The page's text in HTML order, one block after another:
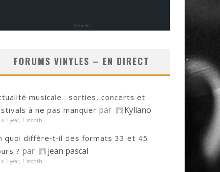
FORUMS VINYLES – EN DIRECT
musicale : sorties, concerts et
à ne pas manquer par Kyliano
a 1 year, 1 month
quoi diffère‑t‑il des formats 33 et 45
? par jean pascal
a 1 year, 1 month